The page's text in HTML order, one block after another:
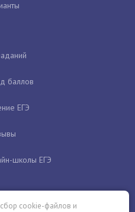
баллов
ЕГЭ
школы ЕГЭ
сбор cookie-файлов и